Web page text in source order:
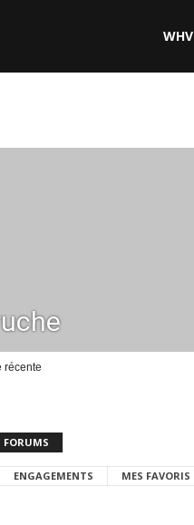
WHV
récente
FORUMS
ENGAGEMENTS MES FAVORIS